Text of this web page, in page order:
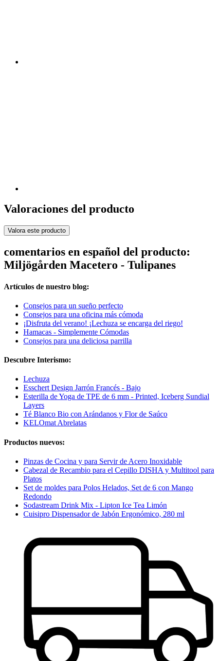
Valoraciones del producto
Valora este producto
comentarios en español del producto:
Miljögården Macetero - Tulipanes
Artículos de nuestro blog:
Consejos para un sueño perfecto
Consejos para una oficina más cómoda
¡Disfruta del verano! ¡Lechuza se encarga del riego!
Hamacas - Simplemente Cómodas
Consejos para una deliciosa parrilla
Descubre Interismo:
Lechuza
Esschert Design Jarrón Francés - Bajo
Esterilla de Yoga de TPE de 6 mm - Printed, Iceberg Sundial
Layers
Té Blanco Bio con Arándanos y Flor de Saúco
KELOmat Abrelatas
Productos nuevos:
Pinzas de Cocina y para Servir de Acero Inoxidable
Cabezal de Recambio para el Cepillo DISHA y Multitool para
Platos
Set de moldes para Polos Helados, Set de 6 con Mango
Redondo
Sodastream Drink Mix - Lipton Ice Tea Limón
Cuisipro Dispensador de Jabón Ergonómico, 280 ml